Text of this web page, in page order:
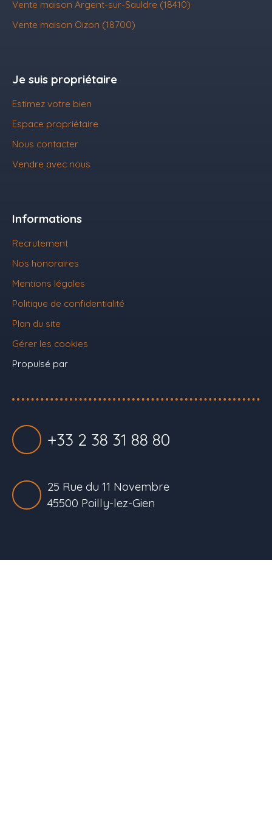
Vente maison Argent-sur-Sauldre (18410)
Vente maison Oizon (18700)
Je suis propriétaire
Estimez votre bien
Espace propriétaire
Nous contacter
Vendre avec nous
Informations
Recrutement
Nos honoraires
Mentions légales
Politique de confidentialité
Plan du site
Gérer les cookies
Propulsé par
+33 2 38 31 88 80
25 Rue du 11 Novembre
45500 Poilly-lez-Gien